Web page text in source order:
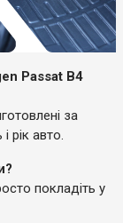
Passat B4
за
рік авто.
покладіть у